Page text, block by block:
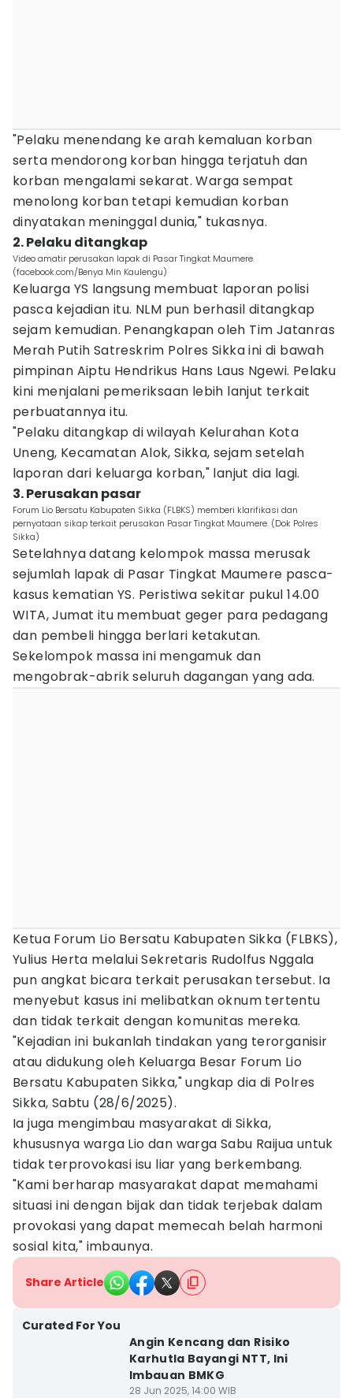
"Pelaku menendang ke arah kemaluan korban
serta mendorong korban hingga terjatuh dan
korban mengalami sekarat. Warga sempat
menolong korban tetapi kemudian korban
dinyatakan meninggal dunia," tukasnya.
2. Pelaku ditangkap
Video amatir perusakan lapak di Pasar Tingkat Maumere.
(facebook.com/Benya Min Kaulengu)
Keluarga YS langsung membuat laporan polisi
pasca kejadian itu. NLM pun berhasil ditangkap
sejam kemudian. Penangkapan oleh Tim Jatanras
Merah Putih Satreskrim Polres Sikka ini di bawah
pimpinan Aiptu Hendrikus Hans Laus Ngewi. Pelaku
kini menjalani pemeriksaan lebih lanjut terkait
perbuatannya itu.
"Pelaku ditangkap di wilayah Kelurahan Kota
Uneng, Kecamatan Alok, Sikka, sejam setelah
laporan dari keluarga korban," lanjut dia lagi.
3. Perusakan pasar
Forum Lio Bersatu Kabupaten Sikka (FLBKS) memberi klarifikasi dan
pernyataan sikap terkait perusakan Pasar Tingkat Maumere. (Dok Polres
Sikka)
Setelahnya datang kelompok massa merusak
sejumlah lapak di Pasar Tingkat Maumere pasca-
kasus kematian YS. Peristiwa sekitar pukul 14.00
WITA, Jumat itu membuat geger para pedagang
dan pembeli hingga berlari ketakutan.
Sekelompok massa ini mengamuk dan
mengobrak-abrik seluruh dagangan yang ada.
Ketua Forum Lio Bersatu Kabupaten Sikka (FLBKS),
Yulius Herta melalui Sekretaris Rudolfus Nggala
pun angkat bicara terkait perusakan tersebut. Ia
menyebut kasus ini melibatkan oknum tertentu
dan tidak terkait dengan komunitas mereka.
"Kejadian ini bukanlah tindakan yang terorganisir
atau didukung oleh Keluarga Besar Forum Lio
Bersatu Kabupaten Sikka," ungkap dia di Polres
Sikka, Sabtu (28/6/2025).
Ia juga mengimbau masyarakat di Sikka,
khususnya warga Lio dan warga Sabu Raijua untuk
tidak terprovokasi isu liar yang berkembang.
"Kami berharap masyarakat dapat memahami
situasi ini dengan bijak dan tidak terjebak dalam
provokasi yang dapat memecah belah harmoni
sosial kita," imbaunya.
Share Article
Curated For You
Angin Kencang dan Risiko
Karhutla Bayangi NTT, Ini
Imbauan BMKG
28 Jun 2025, 14:00 WIB